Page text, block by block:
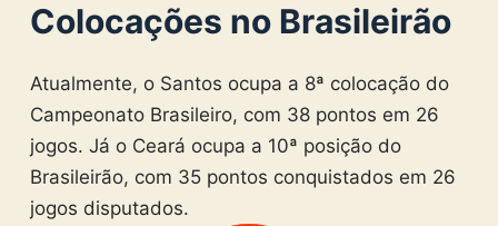
Colocações no Brasileirão
Atualmente, o Santos ocupa a 8ª colocação do
Campeonato Brasileiro, com 38 pontos em 26
jogos. Já o Ceará ocupa a 10ª posição do
Brasileirão, com 35 pontos conquistados em 26
jogos disputados.